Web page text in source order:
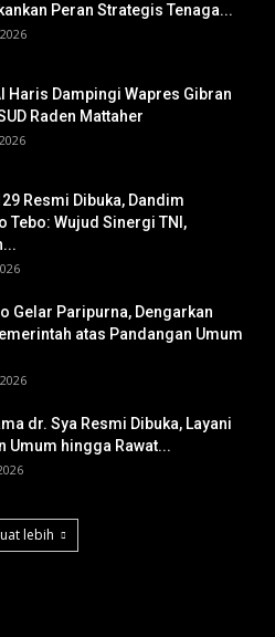
Peran Strategis Tenaga...
Haris Dampingi Wapres Gibran
Raden Mattaher
Resmi Dibuka, Dandim
Tebo: Wujud Sinergi TNI,
Gelar Paripurna, Dengarkan
atas Pandangan Umum
dr. Sya Resmi Dibuka, Layani
Umum hingga Rawat...
lebih